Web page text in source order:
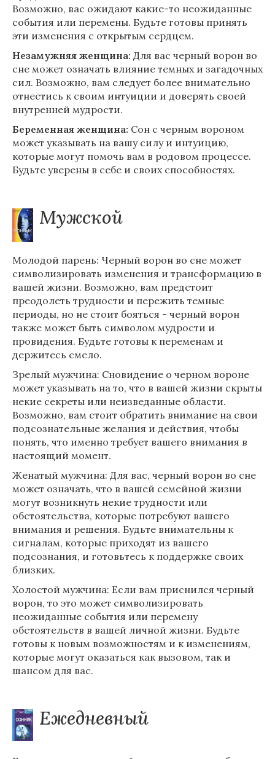
Возможно, вас ожидают какие-то неожиданные
события или перемены. Будьте готовы принять
эти изменения с открытым сердцем.
Незамужняя женщина: Для вас черный ворон во
сне может означать влияние темных и загадочных
сил. Возможно, вам следует более внимательно
отнестись к своим интуиции и доверять своей
внутренней мудрости.
Беременная женщина: Сон с черным вороном
может указывать на вашу силу и интуицию,
которые могут помочь вам в родовом процессе.
Будьте уверены в себе и своих способностях.
Мужской
Молодой парень: Черный ворон во сне может
символизировать изменения и трансформацию в
вашей жизни. Возможно, вам предстоит
преодолеть трудности и пережить темные
периоды, но не стоит бояться - черный ворон
также может быть символом мудрости и
провидения. Будьте готовы к переменам и
держитесь смело.
Зрелый мужчина: Сновидение о черном вороне
может указывать на то, что в вашей жизни скрыты
некие секреты или неизведанные области.
Возможно, вам стоит обратить внимание на свои
подсознательные желания и действия, чтобы
понять, что именно требует вашего внимания в
настоящий момент.
Женатый мужчина: Для вас, черный ворон во сне
может означать, что в вашей семейной жизни
могут возникнуть некие трудности или
обстоятельства, которые потребуют вашего
внимания и решения. Будьте внимательны к
сигналам, которые приходят из вашего
подсознания, и готовьтесь к поддержке своих
близких.
Холостой мужчина: Если вам приснился черный
ворон, то это может символизировать
неожиданные события или перемену
обстоятельств в вашей личной жизни. Будьте
готовы к новым возможностям и к изменениям,
которые могут оказаться как вызовом, так и
шансом для вас.
Ежедневный